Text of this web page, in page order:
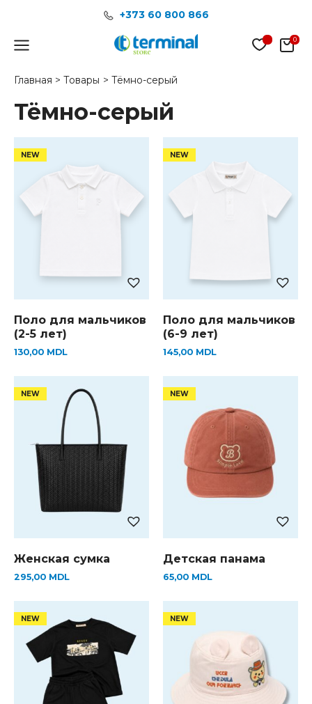
содержимому
+373 60 800 866
Main
Главная Товары Тёмно-серый
Тёмно-серый
Поло для мальчиков
(2-5 лет)
130,00 MDL
Поло для мальчиков
(6-9 лет)
145,00 MDL
Женская сумка
295,00 MDL
Детская панама
65,00 MDL